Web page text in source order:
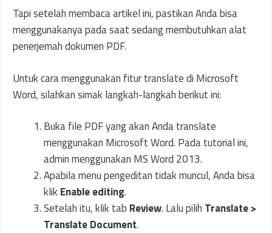
Tapi setelah membaca artikel ini, pastikan Anda bisa
menggunakanya pada saat sedang membutuhkan alat
penerjemah dokumen PDF.
Untuk cara menggunakan fitur translate di Microsoft
Word, silahkan simak langkah-langkah berikut ini:
Buka file PDF yang akan Anda translate
menggunakan Microsoft Word. Pada tutorial ini,
admin menggunakan MS Word 2013.
Apabila menu pengeditan tidak muncul, Anda bisa
klik Enable editing.
Setelah itu, klik tab Review. Lalu pilih Translate >
Translate Document.